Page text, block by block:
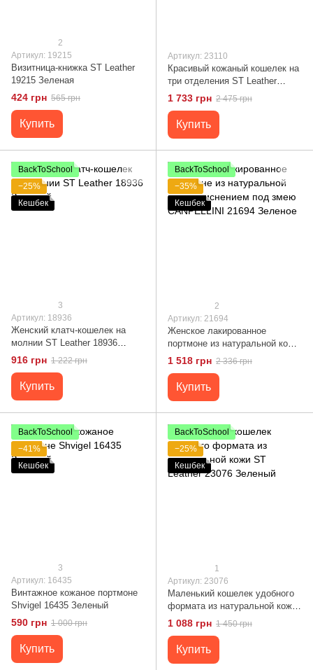
2
Артикул: 19215
Визитница-книжка ST Leather
19215 Зеленая
424 грн 565 грн
Купить
Артикул: 23110
Красивый кожаный кошелек на
три отделения ST Leather
23110 Зеленый
1 733 грн 2 475 грн
Купить
BackToSchool
−25%
Кешбек
3
Артикул: 18936
Женский клатч-кошелек на
молнии ST Leather 18936
Зеленый
916 грн 1 222 грн
Купить
BackToSchool
−35%
Кешбек
2
Артикул: 21694
Женское лакированное
портмоне из натуральной кожи
с тиснением под змею
CANPELLINI 21694 Зеленое
1 518 грн 2 336 грн
Купить
BackToSchool
−41%
Кешбек
3
Артикул: 16435
Винтажное кожаное портмоне
Shvigel 16435 Зеленый
590 грн 1 000 грн
Купить
BackToSchool
−25%
Кешбек
1
Артикул: 23076
Маленький кошелек удобного
формата из натуральной кожи
ST Leather 23076 Зеленый
1 088 грн 1 450 грн
Купить